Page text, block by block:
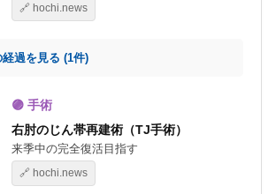
🔗 hochi.news
過を見る (1件)
🟣 手術
右肘のじん帯再建術（TJ手術）
来季中の完全復活目指す
🔗 hochi.news